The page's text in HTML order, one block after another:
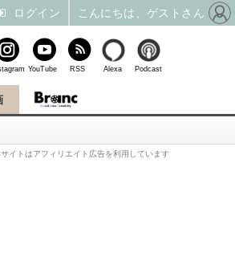
イトはアフィリエイト広告を利用しています
YouTube RSS Alexa Podcast
ログイン こんにちは、ゲストさん